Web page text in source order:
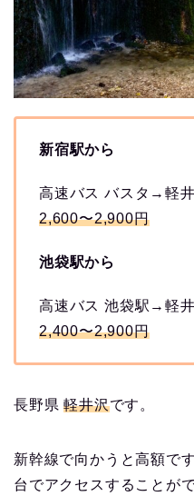
新宿駅から
高速バス バスタ→
2,600〜2,900円
池袋駅から
高速バス 池袋駅→
2,400〜2,900円
長野県軽井沢です。
新幹線で向かうと高額で
台でアクセスすることが